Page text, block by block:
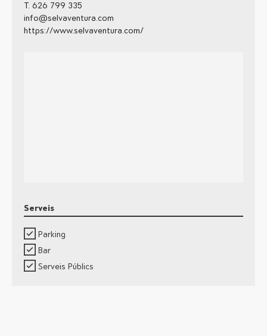
T. 626 799 335
info@selvaventura.com
https://www.selvaventura.com/
Serveis
Parking
Bar
Serveis Públics